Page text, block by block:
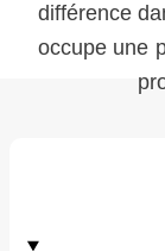
différence
occupe une